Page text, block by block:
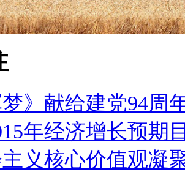
梦》献给建党94周
年经济增长预期
义核心价值观凝